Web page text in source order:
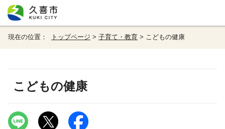
現在の位置： トップページ > 子育て・教育 > こどもの健康
こどもの健康